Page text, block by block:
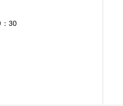
30